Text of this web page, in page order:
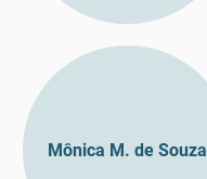
Mônica M. de Souza